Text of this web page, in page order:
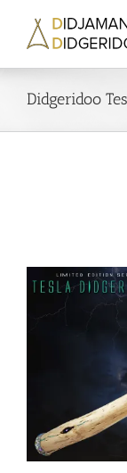
contenu
Didgeridoo
l'image
agrandie